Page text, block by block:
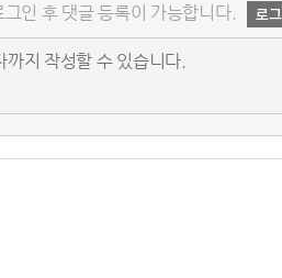
그인 후 댓글 등록이 가능합니다.